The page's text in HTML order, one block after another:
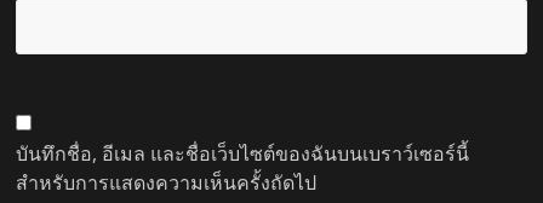
บันทึกชื่อ, อีเมล และชื่อเว็บไซต์ของฉันบนเบราว์เซอร์นี้
สำหรับการแสดงความเห็นครั้งถัดไป